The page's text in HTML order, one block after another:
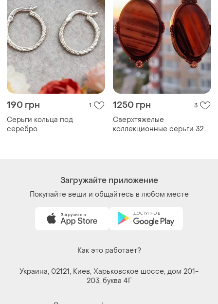
190 грн 1
Серьги кольца под
серебро
1250 грн 3
Сверхтяжелые
коллекционные серьги 32.3
Загружайте приложение
Покупайте вещи и общайтесь в любом месте
Как это работает?
Украина, 02121, Киев, Харьковское шоссе, дом 201-
203, буква 4Г